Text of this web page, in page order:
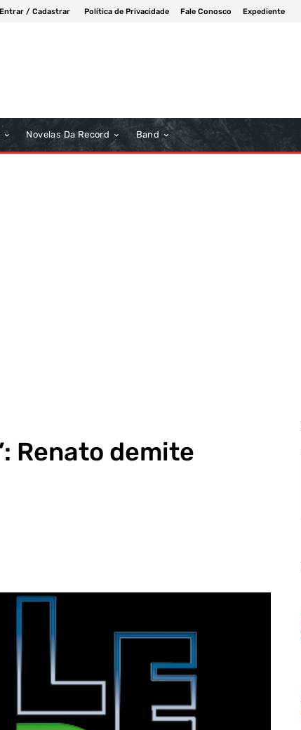
Entrar / Cadastrar Política de Privacidade Fale Conosco Expediente
Novelas Da Record Band
Renato demite